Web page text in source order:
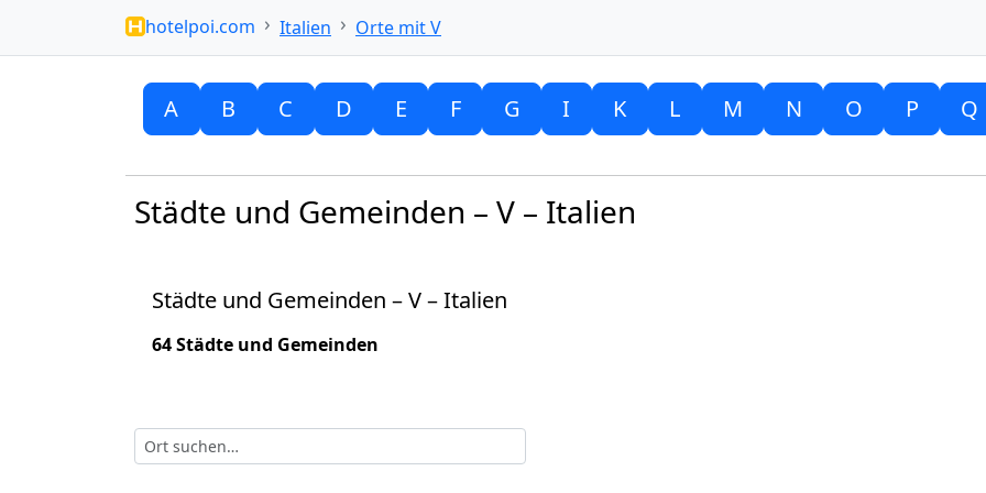
hotelpoi.com Italien Orte mit V
A B C D E F G I K L M N O P Q
Städte und Gemeinden – V – Italien
Städte und Gemeinden – V – Italien
64 Städte und Gemeinden